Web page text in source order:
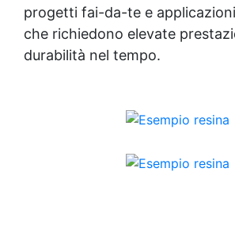
progetti fai-da-te e
che richiedono elevate
durabilità nel tempo.